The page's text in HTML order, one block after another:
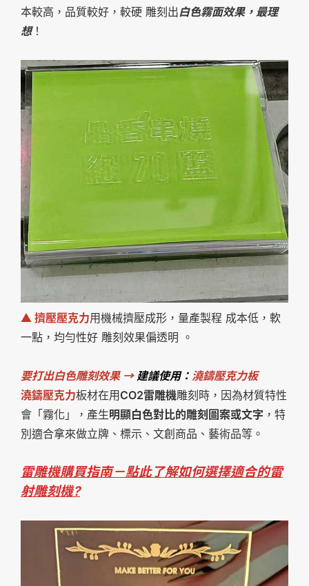
本較高，品質較好，較硬 雕刻出白色霧面效果，最理
想！
▲ 擠壓壓克力用機械擠壓成形，量產製程 成本低，軟
一點，均勻性好 雕刻效果偏透明 。
要打出白色雕刻效果 → 建議使用： 澆鑄壓克力板
澆鑄壓克力板材在用CO2雷雕機雕刻時，因為材質特性
會「霧化」，產生明顯白色對比的雕刻圖案或文字 ，特
別適合拿來做立牌、標示、文創商品、藝術品等。
雷雕機購買指南－點此了解如何選擇適合的雷
射雕刻機?